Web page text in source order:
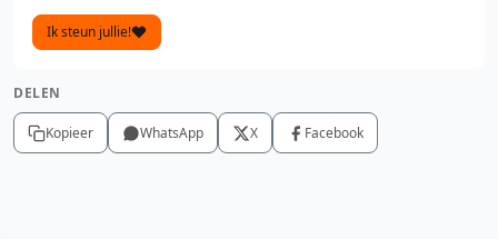
Ik steun jullie!
DELEN
Kopieer WhatsApp X Facebook